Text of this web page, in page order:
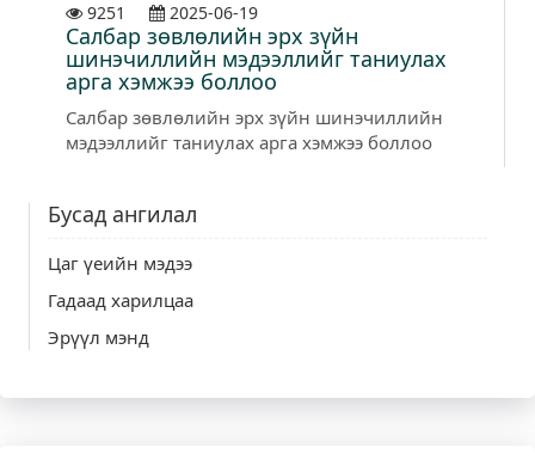
9251 2025-06-19
Салбар зөвлөлийн эрх зүйн
шинэчиллийн мэдээллийг таниулах
арга хэмжээ боллоо
Салбар зөвлөлийн эрх зүйн шинэчиллийн
мэдээллийг таниулах арга хэмжээ боллоо
Бусад ангилал
Цаг үеийн мэдээ
Гадаад харилцаа
Эрүүл мэнд